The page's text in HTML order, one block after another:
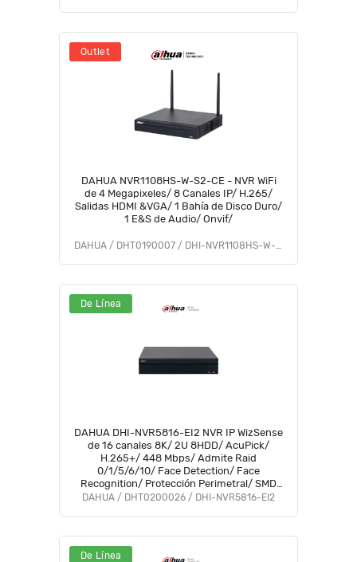
Outlet
DAHUA NVR1108HS-W-S2-CE - NVR WiFi
de 4 Megapixeles/ 8 Canales IP/ H.265/
Salidas HDMI &VGA/ 1 Bahía de Disco Duro/
1 E&S de Audio/ Onvif/
DAHUA / DHT0190007 / DHI-NVR1108HS-W-S2-CE
De Línea
DAHUA DHI-NVR5816-EI2 NVR IP WizSense
de 16 canales 8K/ 2U 8HDD/ AcuPick/
H.265+/ 448 Mbps/ Admite Raid
0/1/5/6/10/ Face Detection/ Face
Recognition/ Protección Perimetral/ SMD
plus/ 8K HDMI output/ Soporta IA por
DAHUA / DHT0200026 / DHI-NVR5816-EI2
De Línea